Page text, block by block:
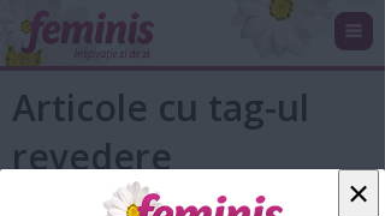
×
Articole cu tag-ul
revedere